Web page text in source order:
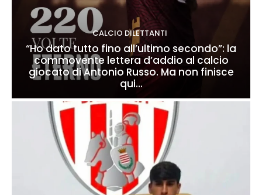
CALCIO DILETTANTI
“Ho dato tutto fino all’ultimo secondo”: la
commovente lettera d’addio al calcio
giocato di Antonio Russo. Ma non finisce
qui…